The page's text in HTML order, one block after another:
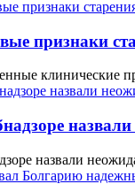
признаки
клинические
назвали